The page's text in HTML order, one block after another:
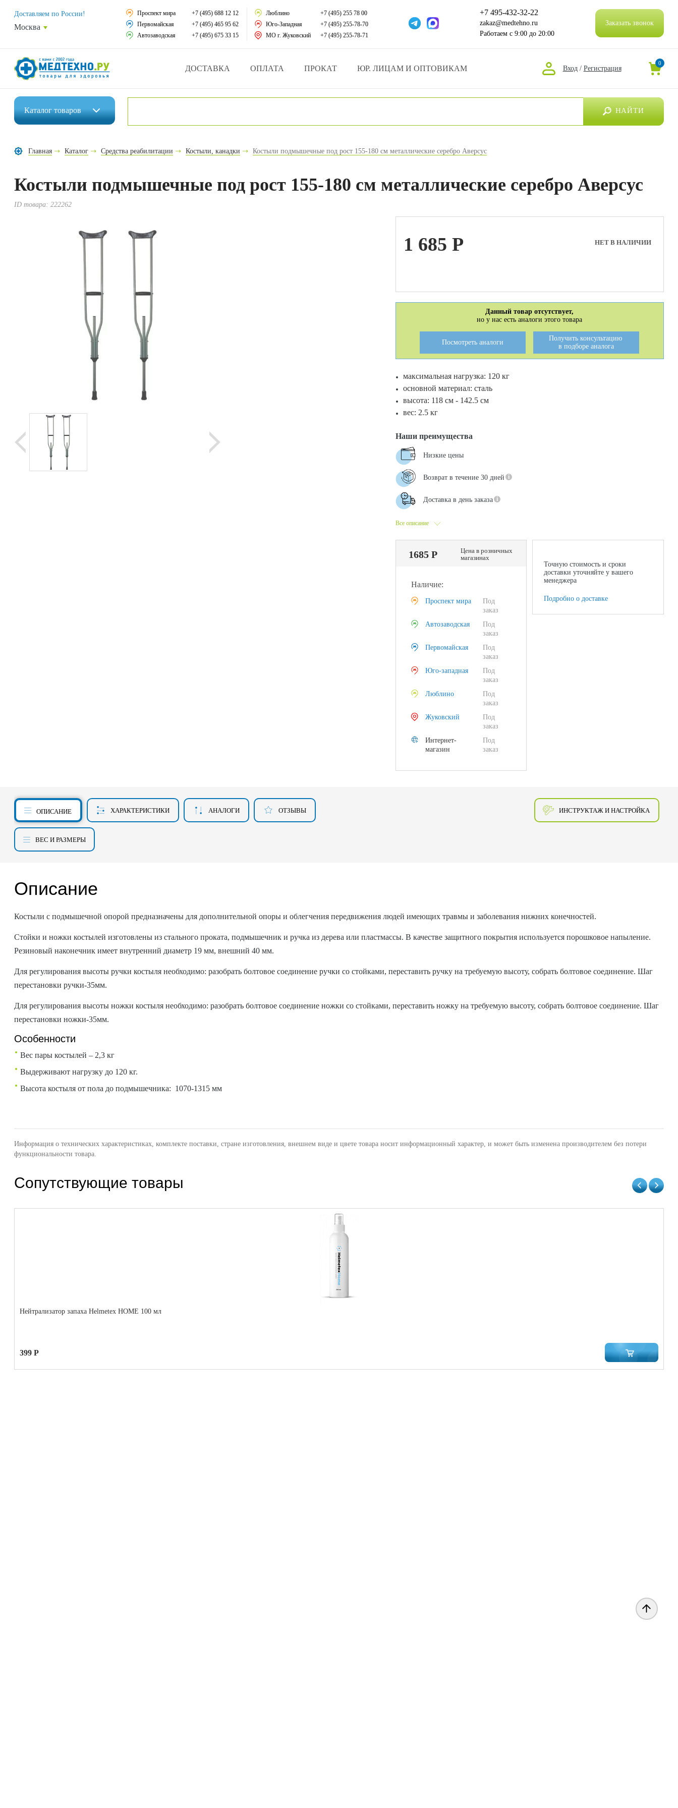
Средства реабилитации
Средства по уходу за больными
Домашняя медтехника
Уникальные и полезные товары
Доставляем по России!
Москва
Проспект мира
+7 (495) 688 12 12
Первомайская
+7 (495) 465 95 62
Автозаводская
+7 (495) 675 33 15
Люблино
+7 (495) 255 78 00
Юго-Западная
+7 (495) 255-78-70
МО г. Жуковский
+7 (495) 255-78-71
+7 495-432-32-22
zakaz@medtehno.ru
Работаем с 9:00 до 20:00
Заказать звонок
ДОСТАВКА ОПЛАТА ПРОКАТ ЮР. ЛИЦАМ И ОПТОВИКАМ Вход / Регистрация
0
Каталогтоваров
Средства по уходу за больными
Ортопедические изделия
Товары для красоты и здоровья
Товары для врачей и мед.учреждений
Уникальные и полезные товары
Прокат инвалидной техники
НАЙТИ
Главная Каталог Средства реабилитации Костыли, канадки Костыли подмышечные под рост 155-180 см металлические серебро Аверсус
Костыли подмышечные под рост 155-180 см металлические серебро Аверсус
ID товара:222262
1 685 P НЕТ В НАЛИЧИИ
Данный товар отсутствует,
но у нас есть аналоги этого товара
Посмотреть аналоги
Получить консультацию
в подборе аналога
максимальная нагрузка: 120 кг
основной материал: сталь
высота: 118 см - 142.5 см
вес: 2.5 кг
Все описание
Наши преимущества
Низкие цены
Возврат в течение 30 дней
Доставка в день заказа
1685 Р
Цена в розничных
магазинах
Наличие:
Проспект мира
Под
заказ
Автозаводская
Под
заказ
Первомайская
Под
заказ
Юго-западная
Под
заказ
Люблино
Под
заказ
Жуковский
Под
заказ
Интернет-
магазин
Под
заказ
Точную стоимость и сроки
доставки уточняйте у вашего
менеджера
Подробно о доставке
ОПИСАНИЕ ХАРАКТЕРИСТИКИ АНАЛОГИ ОТЗЫВЫ
ВЕС И РАЗМЕРЫ
ИНСТРУКТАЖ И НАСТРОЙКА
Описание
Костыли с подмышечной опорой предназначены для дополнительной опоры и облегчения передвижения людей имеющих травмы и заболевания нижних конечностей.
Стойки и ножки костылей изготовлены из стального проката, подмышечник и ручка из дерева или пластмассы. В качестве защитного покрытия используется порошковое напыление.
Резиновый наконечник имеет внутренний диаметр 19 мм, внешний 40 мм.
Для регулирования высоты ручки костыля необходимо: разобрать болтовое соединение ручки со стойками, переставить ручку на требуемую высоту, собрать болтовое соединение. Шаг
перестановки ручки-35мм.
Для регулирования высоты ножки костыля необходимо: разобрать болтовое соединение ножки со стойками, переставить ножку на требуемую высоту, собрать болтовое соединение. Шаг
перестановки ножки-35мм.
Особенности
Вес пары костылей – 2,3 кг
Выдерживают нагрузку до 120 кг.
Высота костыля от пола до подмышечника: 1070-1315 мм
Информация о технических характеристиках, комплекте поставки, стране изготовления, внешнем виде и цвете товара носит информационный характер, и может быть изменена производителем без потери
функциональности товара.
Сопутствующие товары
Нейтрализатор запаха Helmetex HOME 100 мл
399 Р